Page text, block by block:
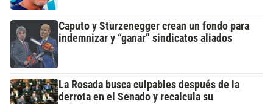
Caputo y Sturzenegger crean un fondo para
indemnizar y “ganar” sindicatos aliados
La Rosada busca culpables después de la
derrota en el Senado y recalcula su